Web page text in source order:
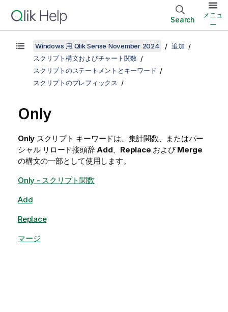
Search
メニュ
ー
Windows 用 Qlik Sense November 2024
追加
スクリプト構文およびチャート関数
スクリプトのステートメントとキーワード
スクリプトのプレフィックス
Only
Only スクリプト キーワードは、集計関数、またはパー
シャル リロード接頭辞Add、 Replace およびMerge
の構文の一部として使用します。
Only - スクリプト関数
Add
Replace
マージ